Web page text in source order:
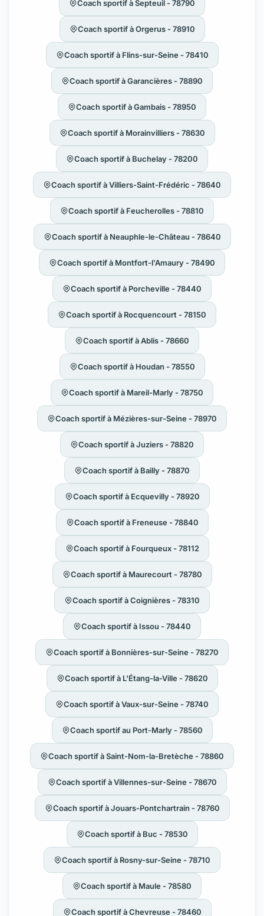
Coach sportif à Septeuil - 78790
Coach sportif à Orgerus - 78910
Coach sportif à Flins-sur-Seine - 78410
Coach sportif à Garancières - 78890
Coach sportif à Gambais - 78950
Coach sportif à Morainvilliers - 78630
Coach sportif à Buchelay - 78200
Coach sportif à Villiers-Saint-Frédéric - 78640
Coach sportif à Feucherolles - 78810
Coach sportif à Neauphle-le-Château - 78640
Coach sportif à Montfort-l'Amaury - 78490
Coach sportif à Porcheville - 78440
Coach sportif à Rocquencourt - 78150
Coach sportif à Ablis - 78660
Coach sportif à Houdan - 78550
Coach sportif à Mareil-Marly - 78750
Coach sportif à Mézières-sur-Seine - 78970
Coach sportif à Juziers - 78820
Coach sportif à Bailly - 78870
Coach sportif à Ecquevilly - 78920
Coach sportif à Freneuse - 78840
Coach sportif à Fourqueux - 78112
Coach sportif à Maurecourt - 78780
Coach sportif à Coignières - 78310
Coach sportif à Issou - 78440
Coach sportif à Bonnières-sur-Seine - 78270
Coach sportif à L'Étang-la-Ville - 78620
Coach sportif à Vaux-sur-Seine - 78740
Coach sportif au Port-Marly - 78560
Coach sportif à Saint-Nom-la-Bretèche - 78860
Coach sportif à Villennes-sur-Seine - 78670
Coach sportif à Jouars-Pontchartrain - 78760
Coach sportif à Buc - 78530
Coach sportif à Rosny-sur-Seine - 78710
Coach sportif à Maule - 78580
Coach sportif à Chevreuse - 78460